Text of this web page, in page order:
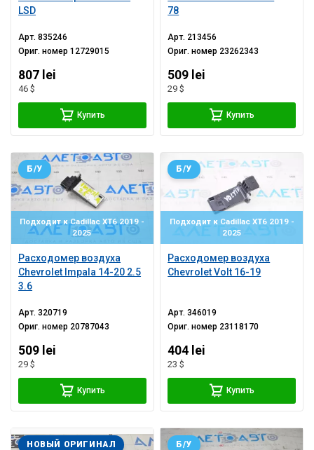
LSD
Арт.835246
Ориг. номер12729015
807 lei
46 $
Купить
78
Арт. 213456
Ориг. номер 23262343
509 lei
29 $
Купить
Подходит к Cadillac XT6 2019 -
2025
Расходомер воздуха
Chevrolet Impala 14-20 2.5
3.6
Б/У
Арт.320719
Ориг. номер 20787043
509 lei
29 $
Купить
Подходит к Cadillac XT6 2019 -
2025
Расходомер воздуха
Chevrolet Volt 16-19
Б/У
Арт.346019
Ориг. номер 23118170
404 lei
23 $
Купить
НОВЫЙ ОРИГИНАЛ Б/У